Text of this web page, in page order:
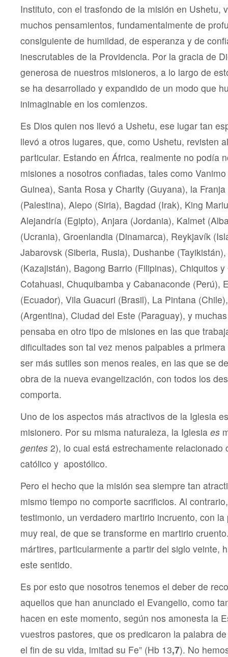
Instituto, con el trasfondo de la misión en Ushetu,
muchos pensamientos, fundamentalmente de
consiguiente de humildad, de esperanza y de
inescrutables de la Providencia. Por la gracia de
generosa de nuestros misioneros, a lo largo de
se ha desarrollado y expandido de un modo que
inimaginable en los comienzos.
Es Dios quien nos llevó a Ushetu, ese lugar tan
llevó a otros lugares, que, como Ushetu, revisten
particular. Estando en África, realmente no podía
misiones a nosotros confiadas, tales como
Guinea), Santa Rosa y Charity (Guyana), la
(Palestina), Alepo (Siria), Bagdad (Irak), King
Alejandría (Egipto), Anjara (Jordania), Kalmet
(Ucrania), Groenlandia (Dinamarca), Reykjavík
Jabarovsk (Siberia, Rusia), Dushanbe
(Kazajistán), Bagong Barrio (Filipinas), Chiquitos
Cotahuasi, Chuquibamba y Cabanaconde (Perú),
(Ecuador), Vila Guacuri (Brasil), La Pintana
(Argentina), Ciudad del Este (Paraguay), y
pensaba en otro tipo de misiones en las que
dificultades son tal vez menos palpables a
ser más sutiles son menos reales, en las que se
obra de la nueva evangelización, con todos los
comporta.
Uno de los aspectos más atractivos de la Iglesia
misionero. Por su misma naturaleza, la Iglesia es
gentes 2), lo cual está estrechamente relacionado
católico y apostólico.
Pero el hecho que la misión sea siempre tan
mismo tiempo no comporte sacrificios. Al
testimonio, un verdadero martirio incruento, con
muy real, de que se transforme en martirio
mártires, particularmente a partir del siglo veinte,
este sentido.
Es por esto que nosotros tenemos el deber de
aquellos que han anunciado el Evangelio, como
hacen en este momento, según nos amonesta la
vuestros pastores, que os predicaron la palabra
el fin de su vida, imitad su Fe” (Hb 13,7). No